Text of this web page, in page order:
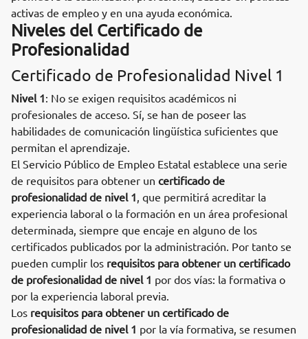
activas de empleo y en una ayuda económica.
Niveles del Certificado de
Profesionalidad
Certificado de Profesionalidad Nivel 1
Nivel 1: No se exigen requisitos académicos ni
profesionales de acceso. Sí, se han de poseer las
habilidades de comunicación lingüística suficientes que
permitan el aprendizaje.
El Servicio Público de Empleo Estatal establece una serie
de requisitos para obtener un certificado de
profesionalidad de nivel 1, que permitirá acreditar la
experiencia laboral o la formación en un área profesional
determinada, siempre que encaje en alguno de los
certificados publicados por la administración. Por tanto se
pueden cumplir los requisitos para obtener un certificado
de profesionalidad de nivel 1 por dos vías: la formativa o
por la experiencia laboral previa.
Los requisitos para obtener un certificado de
profesionalidad de nivel 1 por la vía formativa, se resumen